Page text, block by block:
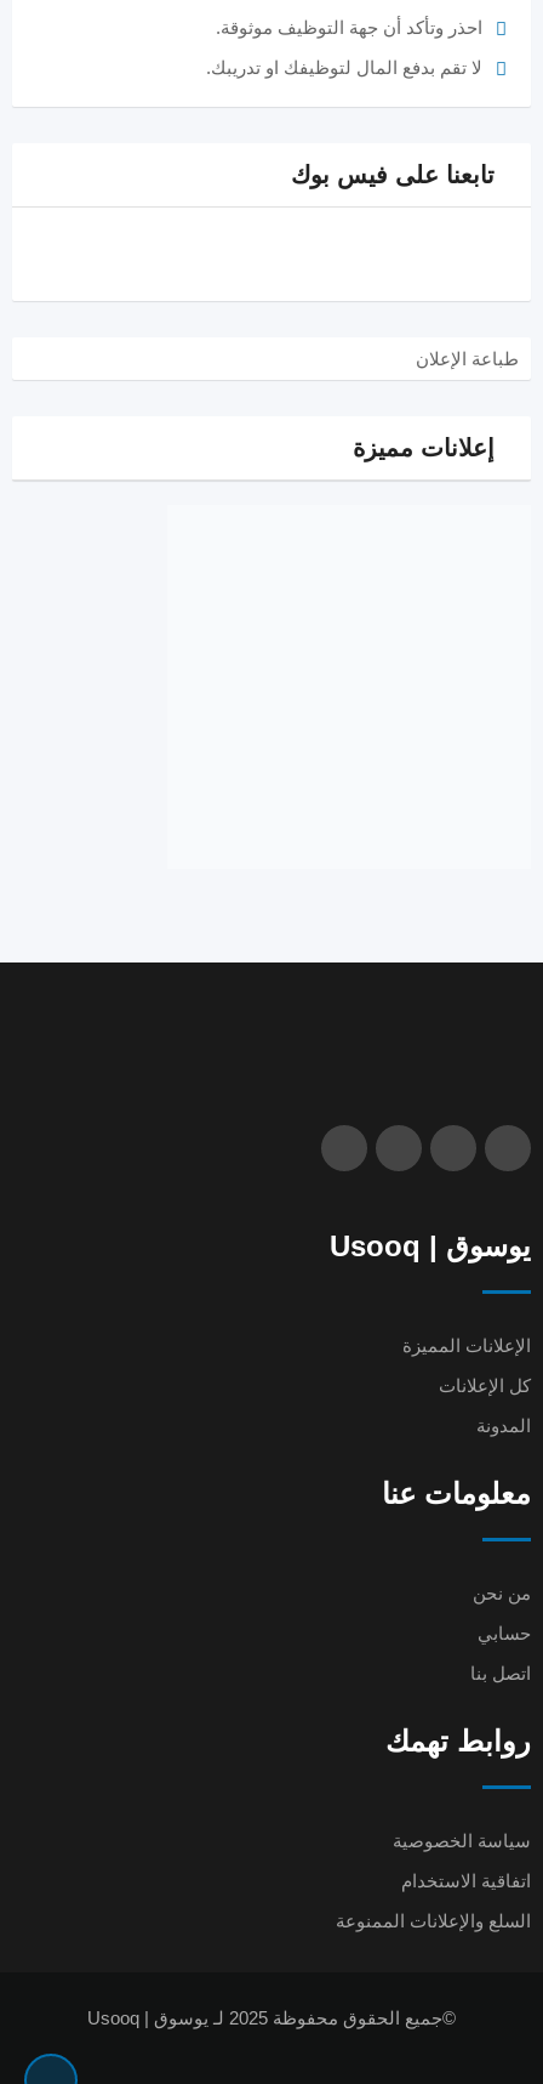
احذر وتأكد أن جهة التوظيف موثوقة.
لا تقم بدفع المال لتوظيفك او تدريبك.
تابعنا على فيس بوك
طباعة الإعلان
إعلانات مميزة
يوسوق | Usooq
الإعلانات المميزة
كل الإعلانات
المدونة
معلومات عنا
من نحن
حسابي
اتصل بنا
روابط تهمك
سياسة الخصوصية
اتفاقية الاستخدام
السلع والإعلانات الممنوعة
©جميع الحقوق محفوظة 2025 لـ يوسوق | Usooq